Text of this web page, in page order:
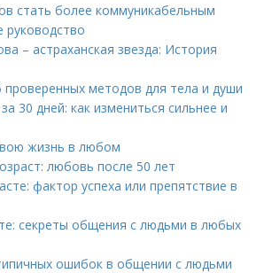
стать более коммуникабельным
руководство
– астраханская звезда: История
проверенных методов для тела и души
30 дней: как измениться сильнее и
жизнь в любом
любовь после 50 лет
фактор успеха или препятствие в
секреты общения с людьми в любых
ошибок в общении с людьми